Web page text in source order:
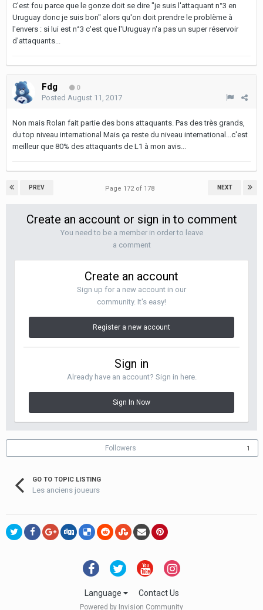
C'est fou parce que le gonze doit se dire "je suis l'attaquant n°3 en
Uruguay donc je suis bon" alors qu'on doit prendre le problème à
l'envers : si lui est n°3 c'est que l'Uruguay n'a pas un super réservoir
d'attaquants...
Fdg 0
Posted August 11, 2017
Non mais Rolan fait partie des bons attaquants. Pas des très grands,
du top niveau international Mais ça reste du niveau international...c'est
meilleur que 80% des attaquants de L1 à mon avis...
PREV NEXT
Page 172 of 178
Create an account or sign in to comment
You need to be a member in order to leave
a comment
Create an account
Sign up for a new account in our
community. It's easy!
Register a new account
Sign in
Already have an account? Sign in here.
Sign In Now
Followers 1
GO TO TOPIC LISTING
Les anciens joueurs
Language Contact Us
Powered by Invision Community